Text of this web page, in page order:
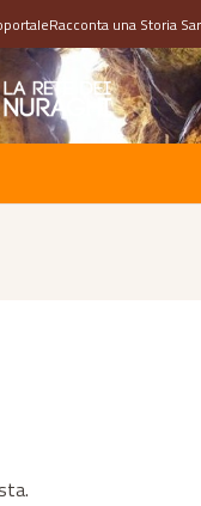
Racconta una Storia